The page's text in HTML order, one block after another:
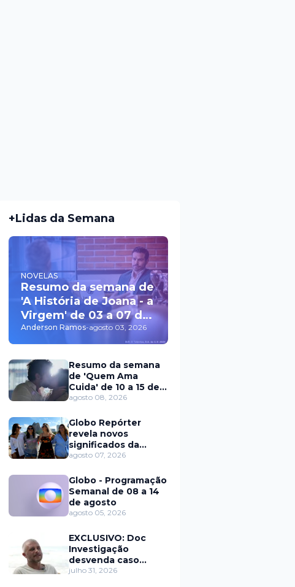
+Lidas da Semana
NOVELAS
Resumo da semana de
'A História de Joana - a
Virgem' de 03 a 07 de
agosto
Anderson Ramos-agosto 03, 2026
Resumo da semana
de 'Quem Ama
Cuida' de 10 a 15 de
agosto
agosto 08, 2026
Globo Repórter
revela novos
significados da
solteirice no Brasil e
nos relacionamentos
agosto 07, 2026
Globo - Programação
Semanal de 08 a 14
de agosto
agosto 05, 2026
EXCLUSIVO: Doc
Investigação
desvenda caso
Eduardo Martins e
julho 31, 2026